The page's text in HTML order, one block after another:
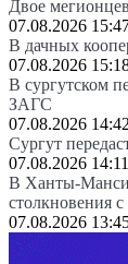
Двое
07.08.2026
В дачных
07.08.2026
В сургутском
ЗАГС
07.08.2026 14:42
Сургут
07.08.2026 14:11
В Ханты-
столкновения
07.08.2026